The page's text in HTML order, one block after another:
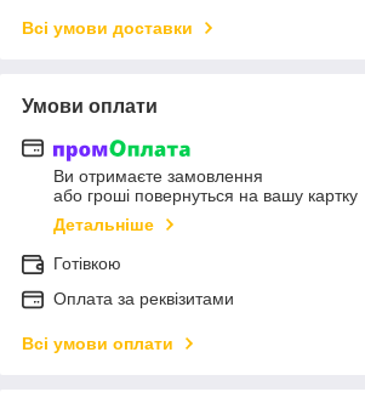
Всі умови доставки
Умови оплати
Ви отримаєте замовлення
або гроші повернуться на вашу картку
Детальніше
Готівкою
Оплата за реквізитами
Всі умови оплати